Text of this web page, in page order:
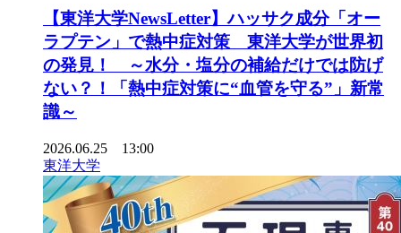
【東洋大学NewsLetter】ハッサク成分「オー
ラプテン」で熱中症対策 東洋大学が世界初
の発見！ ～水分・塩分の補給だけでは防げ
ない？！「熱中症対策に“血管を守る”」新常
識～
2026.06.25 13:00
東洋大学